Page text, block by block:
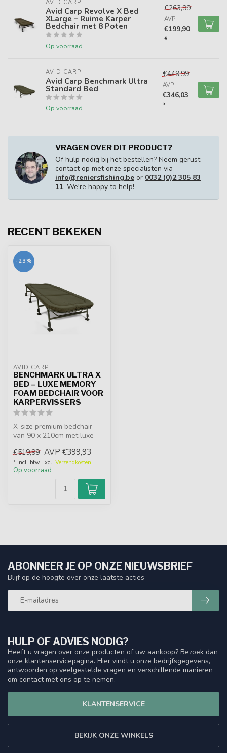
AVID CARP
Avid Carp Revolve X Bed
XLarge – Ruime Karper
Bedchair met 8 Poten
Op voorraad
€263,99
AVP
€199,90
*
AVID CARP
Avid Carp Benchmark Ultra
Standard Bed
Op voorraad
€449,99
AVP
€346,03
*
VRAGEN OVER DIT PRODUCT?
Of hulp nodig bij het bestellen? Neem gerust
contact op met onze specialisten via
info@reniersfishing.be or 0032 (0)2 305 83
11. We're happy to help!
RECENT BEKEKEN
-23%
AVID CARP
BENCHMARK ULTRA X
BED – LUXE MEMORY
FOAM BEDCHAIR VOOR
KARPERVISSERS
X-size premium bedchair
van 90 x 210cm met luxe
lendenst...
€519,99 AVP €399,93
* Incl. btw Excl. Verzendkosten
Op voorraad
HULP OF ADVIES NODIG?
Heeft u vragen over onze producten of uw aankoop? Bezoek dan
onze klantenservicepagina. Hier vindt u onze bedrijfsgegevens,
antwoorden op veelgestelde vragen en verschillende manieren
om contact met ons op te nemen.
KLANTENSERVICE
BEKIJK ONZE WINKELS
ABONNEER JE OP ONZE NIEUWSBRIEF
Blijf op de hoogte over onze laatste acties